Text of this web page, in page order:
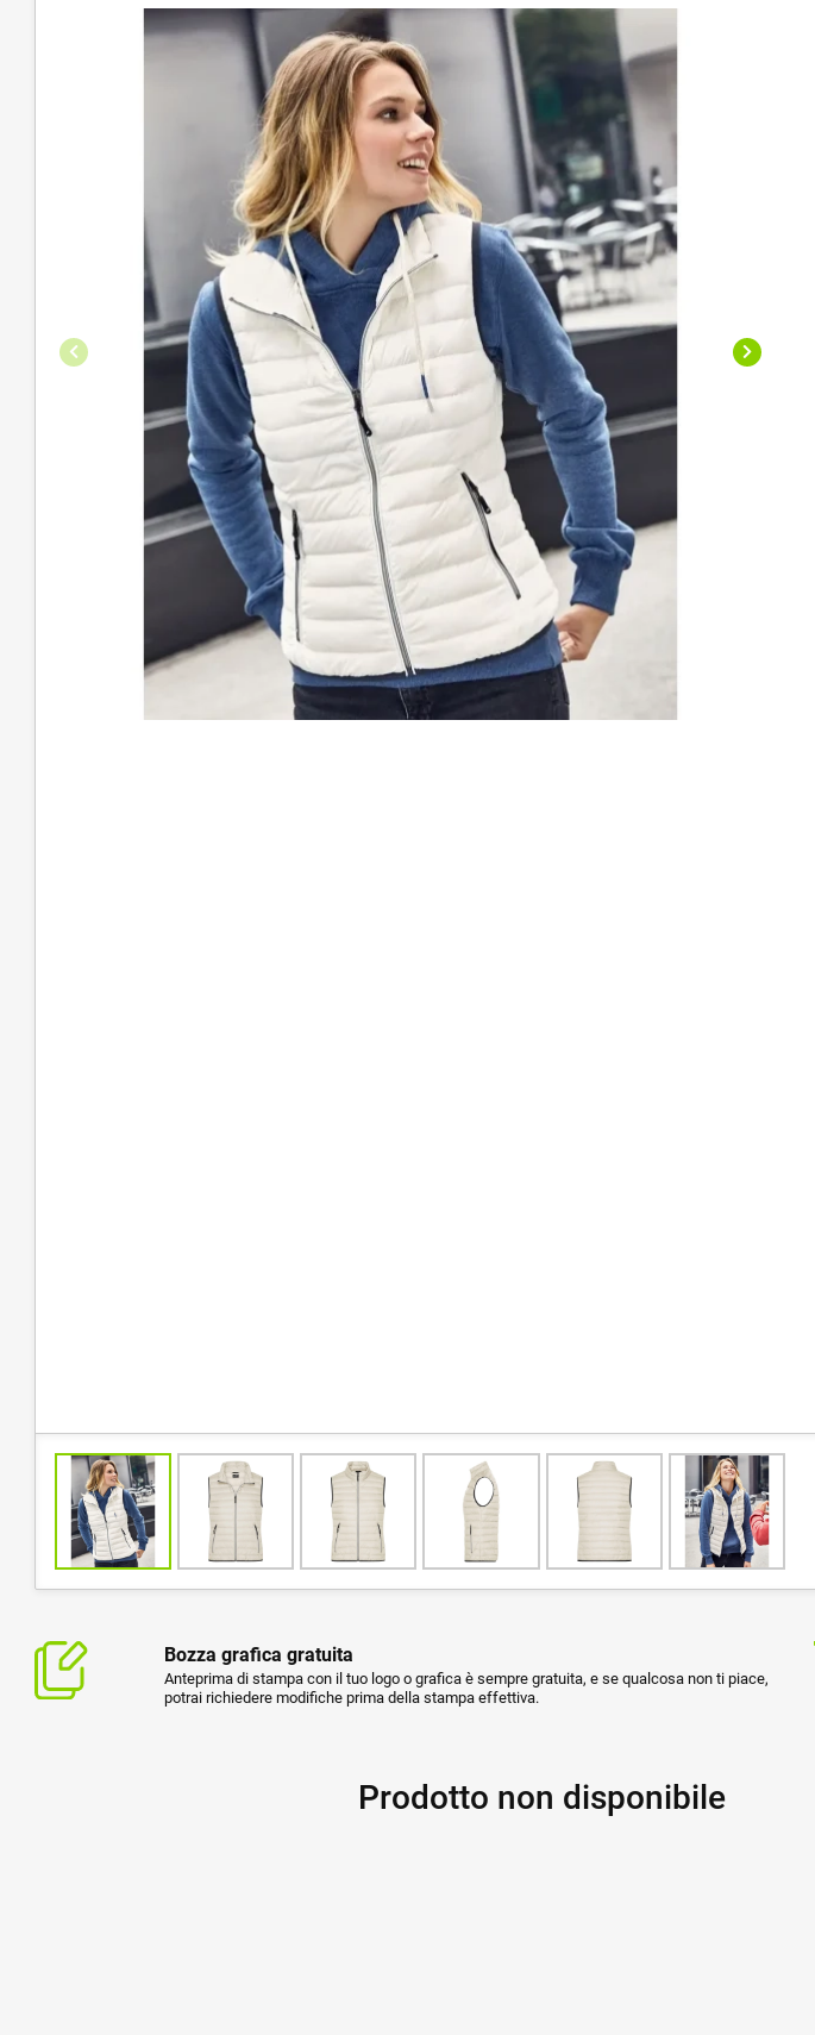
Bozza grafica gratuita
Anteprima di stampa con il tuo logo o grafica è sempre gratuita, e se qualcosa non ti piace,
potrai richiedere modifiche prima della stampa effettiva.
Prodotto non disponibile